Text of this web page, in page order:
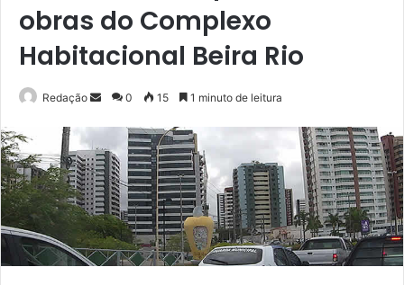
obras do Complexo
Habitacional Beira Rio
Redação
Mande
mail
0 15 1 minuto de leitura